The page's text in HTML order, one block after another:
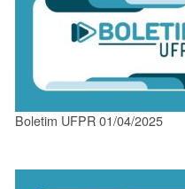
Boletim UFPR 01/04/2025